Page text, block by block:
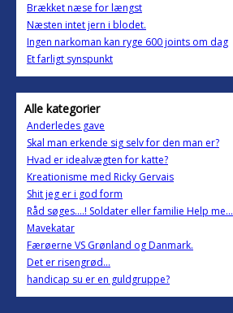
Brækket næse for længst
Næsten intet jern i blodet.
Ingen narkoman kan ryge 600 joints om dag
Et farligt synspunkt
Alle kategorier
Anderledes gave
Skal man erkende sig selv for den man er?
Hvad er idealvægten for katte?
Kreationisme med Ricky Gervais
Shit jeg er i god form
Råd søges....! Soldater eller familie Help me...
Mavekatar
Færøerne VS Grønland og Danmark.
Det er risengrød...
handicap su er en guldgruppe?